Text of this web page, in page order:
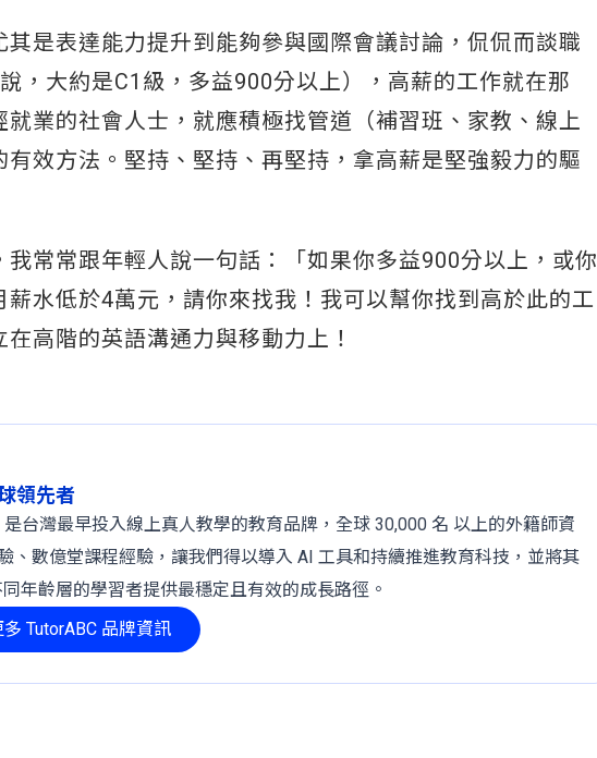
是表達能力提升到能夠參與國際會議討論，侃侃而談職
，大約是C1級，多益900分以上），高薪的工作就在那
業的社會人士，就應積極找管道（補習班、家教、線上
效方法。堅持、堅持、再堅持，拿高薪是堅強毅力的驅
常常跟年輕人說一句話：「如果你多益900分以上，或你
水低於4萬元，請你來找我！我可以幫你找到高於此的工
高階的英語溝通力與移動力上！
領先者
台灣最早投入線上真人教學的教育品牌，全球 30,000 名 以上的外籍師資
、數億堂課程經驗，讓我們得以導入 AI 工具和持續推進教育科技，並將其
年齡層的學習者提供最穩定且有效的成長路徑。
TutorABC 品牌資訊